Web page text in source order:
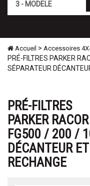
Accueil > Accessoires
PRÉ-FILTRES PARKER
SÉPARATEUR
PRÉ-FILTRES
PARKER RACOR
FG500 / 200 /
DÉCANTEUR
RECHANGE